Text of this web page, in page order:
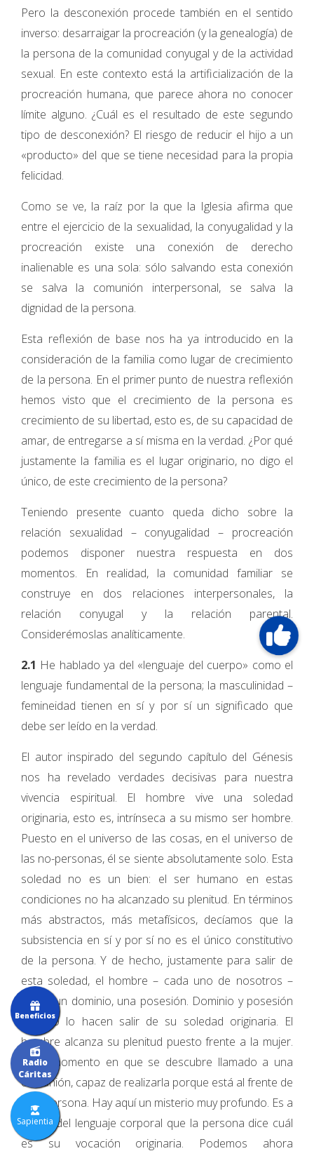
Pero la desconexión procede también en el sentido
inverso: desarraigar la procreación (y la genealogía) de
la persona de la comunidad conyugal y de la actividad
sexual. En este contexto está la artificialización de la
procreación humana, que parece ahora no conocer
límite alguno. ¿Cuál es el resultado de este segundo
tipo de desconexión? El riesgo de reducir el hijo a un
«producto» del que se tiene necesidad para la propia
felicidad.
Como se ve, la raíz por la que la Iglesia afirma que
entre el ejercicio de la sexualidad, la conyugalidad y la
procreación existe una conexión de derecho
inalienable es una sola: sólo salvando esta conexión
se salva la comunión interpersonal, se salva la
dignidad de la persona.
Esta reflexión de base nos ha ya introducido en la
consideración de la familia como lugar de crecimiento
de la persona. En el primer punto de nuestra reflexión
hemos visto que el crecimiento de la persona es
crecimiento de su libertad, esto es, de su capacidad de
amar, de entregarse a sí misma en la verdad. ¿Por qué
justamente la familia es el lugar originario, no digo el
único, de este crecimiento de la persona?
Teniendo presente cuanto queda dicho sobre la
relación sexualidad – conyugalidad – procreación
podemos disponer nuestra respuesta en dos
momentos. En realidad, la comunidad familiar se
construye en dos relaciones interpersonales, la
relación conyugal y la relación parental.
Considerémoslas analíticamente.
2.1 He hablado ya del «lenguaje del cuerpo» como el
lenguaje fundamental de la persona; la masculinidad –
femineidad tienen en sí y por sí un significado que
debe ser leído en la verdad.
El autor inspirado del segundo capítulo del Génesis
nos ha revelado verdades decisivas para nuestra
vivencia espiritual. El hombre vive una soledad
originaria, esto es, intrínseca a su mismo ser hombre.
Puesto en el universo de las cosas, en el universo de
las no-personas, él se siente absolutamente solo. Esta
soledad no es un bien: el ser humano en estas
condiciones no ha alcanzado su plenitud. En términos
más abstractos, más metafísicos, decíamos que la
subsistencia en sí y por sí no es el único constitutivo
de la persona. Y de hecho, justamente para salir de
esta soledad, el hombre – cada uno de nosotros –
busca un dominio, una posesión. Dominio y posesión
que no lo hacen salir de su soledad originaria. El
hombre alcanza su plenitud puesto frente a la mujer.
Es el momento en que se descubre llamado a una
comunión, capaz de realizarla porque está al frente de
otra persona. Hay aquí un misterio muy profundo. Es a
través del lenguaje corporal que la persona dice cuál
es su vocación originaria. Podemos ahora
Sapientia
Radio
Cáritas
Beneficios